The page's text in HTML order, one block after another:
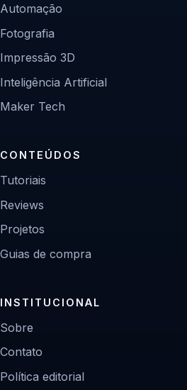
Automação
Fotografia
Impressão 3D
Inteligência Artificial
Maker Tech
CONTEÚDOS
Tutoriais
Reviews
Projetos
Guias de compra
INSTITUCIONAL
Sobre
Contato
Política editorial